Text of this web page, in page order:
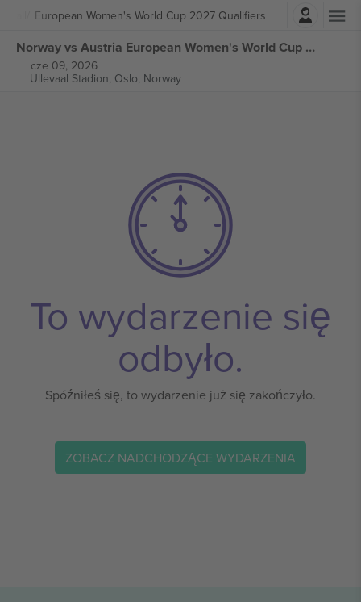
European Women's World Cup 2027 Qualifiers
Zaloguj sie
Norway vs Austria European Women's World Cup 2027 Qualifiers biletów
cze 09, 2026
Ullevaal Stadion, Oslo, Norway
To wydarzenie się
odbyło.
Spóźniłeś się, to wydarzenie już się zakończyło.
ZOBACZ NADCHODZĄCE WYDARZENIA